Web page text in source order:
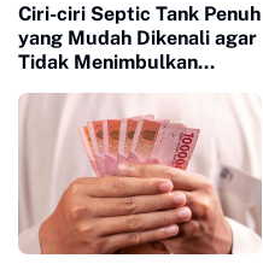
Ciri-ciri Septic Tank Penuh
yang Mudah Dikenali agar
Tidak Menimbulkan